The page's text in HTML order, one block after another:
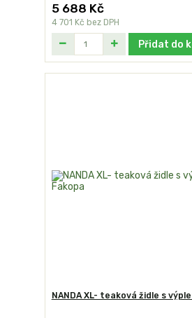
5 688 Kč
4 701 Kč bez DPH
Přidat do
NANDA XL- teaková židle s